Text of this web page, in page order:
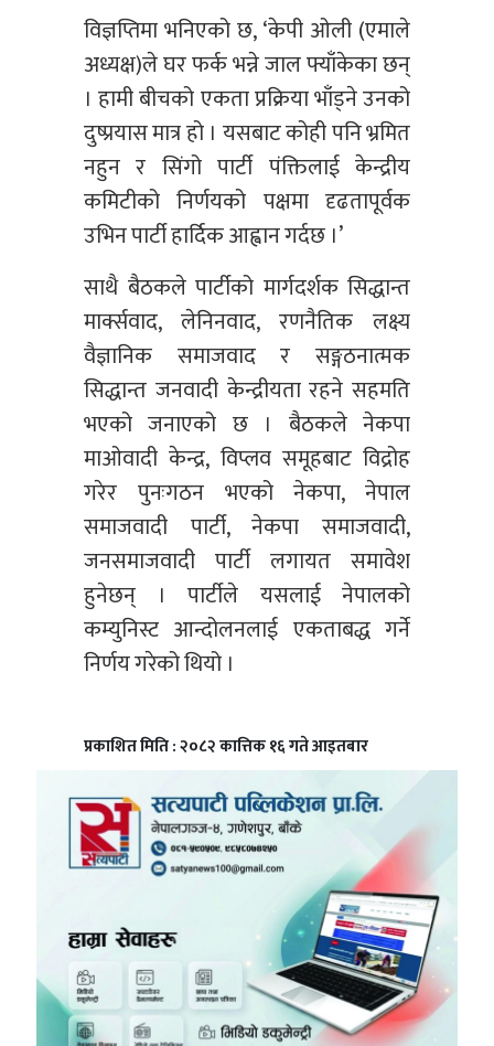
विज्ञप्तिमा भनिएको छ, ‘केपी ओली (एमाले
अध्यक्ष)ले घर फर्क भन्ने जाल फ्याँकेका छन्
। हामी बीचको एकता प्रक्रिया भाँड्ने उनको
दुष्प्रयास मात्र हो । यसबाट कोही पनि भ्रमित
नहुन र सिंगो पार्टी पंक्तिलाई केन्द्रीय
कमिटीको निर्णयको पक्षमा दृढतापूर्वक
उभिन पार्टी हार्दिक आह्वान गर्दछ ।’
साथै बैठकले पार्टीको मार्गदर्शक सिद्धान्त
मार्क्सवाद, लेनिनवाद, रणनैतिक लक्ष्य
वैज्ञानिक समाजवाद र सङ्गठनात्मक
सिद्धान्त जनवादी केन्द्रीयता रहने सहमति
भएको जनाएको छ । बैठकले नेकपा
माओवादी केन्द्र, विप्लव समूहबाट विद्रोह
गरेर पुनःगठन भएको नेकपा, नेपाल
समाजवादी पार्टी, नेकपा समाजवादी,
जनसमाजवादी पार्टी लगायत समावेश
हुनेछन् । पार्टीले यसलाई नेपालको
कम्युनिस्ट आन्दोलनलाई एकताबद्ध गर्ने
निर्णय गरेको थियो ।
प्रकाशित मिति : २०८२ कात्तिक १६ गते आइतबार